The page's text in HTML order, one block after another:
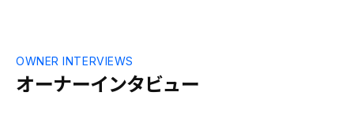
オーナーインタビュー
OWNER INTERVIEWS